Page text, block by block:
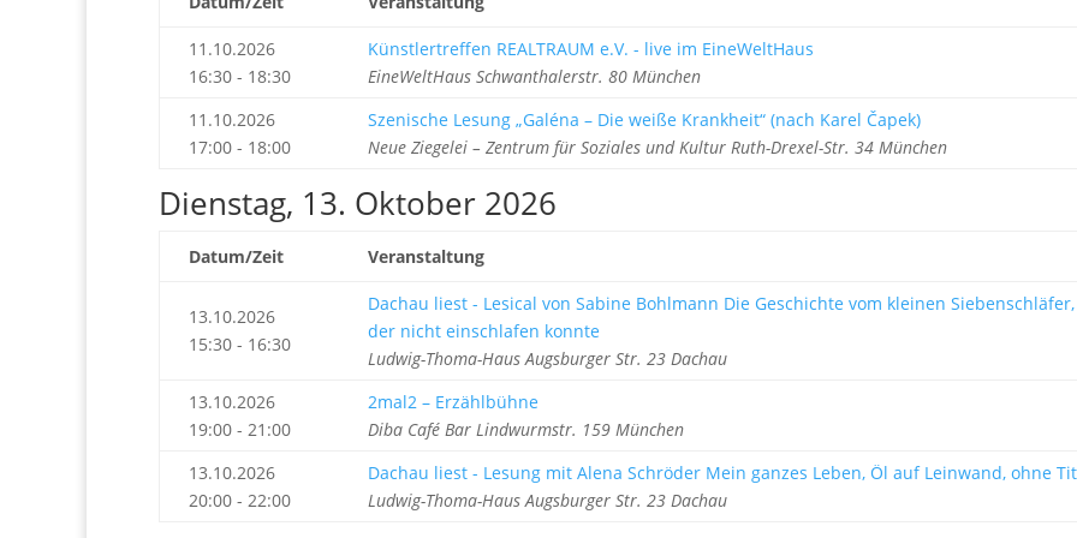
11.10.2026
16:30 - 18:30
Künstlertreffen REALTRAUM e.V. - live im EineWeltHaus
EineWeltHaus Schwanthalerstr. 80 München
11.10.2026
17:00 - 18:00
Szenische Lesung „Galéna – Die weiße Krankheit“ (nach Karel Čapek)
Neue Ziegelei – Zentrum für Soziales und Kultur Ruth-Drexel-Str. 34 München
Dienstag, 13. Oktober 2026
Datum/Zeit Veranstaltung
13.10.2026
15:30 - 16:30
Dachau liest - Lesical von Sabine Bohlmann Die Geschichte vom kleinen Siebenschläfer,
der nicht einschlafen konnte
Ludwig-Thoma-Haus Augsburger Str. 23 Dachau
13.10.2026
19:00 - 21:00
2mal2 – Erzählbühne
Diba Café Bar Lindwurmstr. 159 München
13.10.2026
20:00 - 22:00
Dachau liest - Lesung mit Alena Schröder Mein ganzes Leben, Öl auf Leinwand, ohne
Ludwig-Thoma-Haus Augsburger Str. 23 Dachau